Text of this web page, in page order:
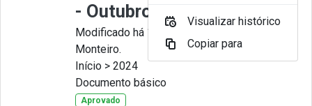
- Outubro.
Modificado há 11 Meses por Juliana
Monteiro.
Início > 2024
Documento básico
Aprovado
Visualizar histórico
Copiar para